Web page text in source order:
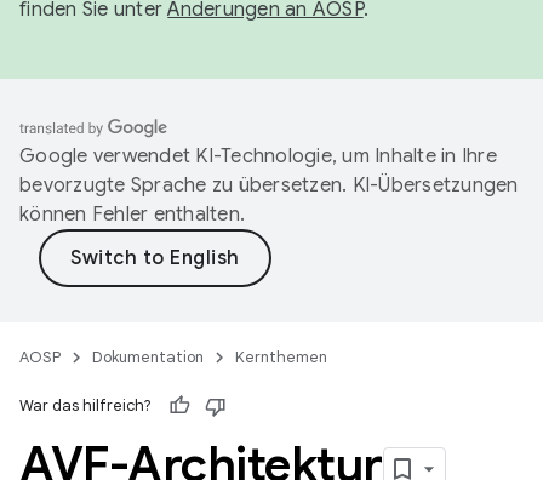
finden Sie unterÄnderungen an AOSP.
Google verwendet KI-Technologie, um Inhalte in Ihre
bevorzugte Sprache zu übersetzen. KI-Übersetzungen
können Fehler enthalten.
AOSP Dokumentation Kernthemen
War das hilfreich?
AVF-Architektur